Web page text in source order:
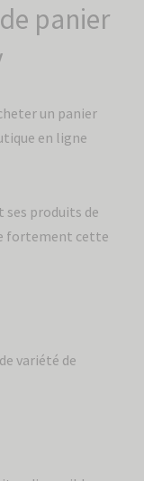
panier
un panier
en ligne
ses produits de
fortement cette
variété de